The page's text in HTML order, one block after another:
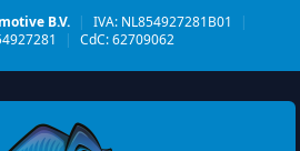
B.V. | IVA: NL854927281B01
|
| CdC: 62709062